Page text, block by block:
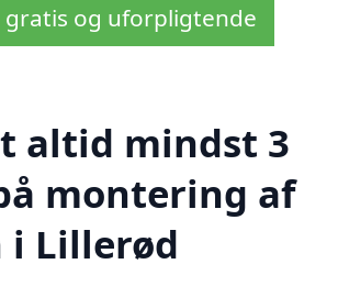
gratis og uforpligtende
altid mindst 3
montering af
i Lillerød